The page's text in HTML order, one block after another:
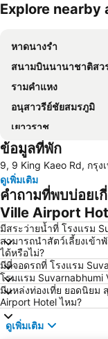
Explore
หาดนางรำ
สนามบินนานาชาติส
รามคำแหง
อนุสาวรีย์ชัยสมรภูมิ
เยาวราช
ถนนข้าวสาร
บีทีเอส อโศก
สยามพารากอน
มาบุญครอง
บีทีเอส สยาม
บีทีเอส พร้อมพงษ์
บีทีเอส อารีย์
เดอะมอลล์บางกะปิ
ตลาดนัดสวนจตุจักร
บีทีเอส ศาลาแดง
ข้อมูลที่พัก
9, 9 King Kaeo Rd, กรุ
ดูเพิ่มเติม
คำถามที่พบบ่อยเ
Ville Airport
มีสระว่ายน้ำที่ โรงแรม
สามารถนำสัตว์เลี้ยงเข้า
ได้หรือไม่?
มีที่จอดรถที่ โรงแรม
โรมแรม Suvarnabhumi
มีแหล่งท่องเที่ย ยอดนิยม
Airport Hotel ไหม?
ดูเพิ่มเติม